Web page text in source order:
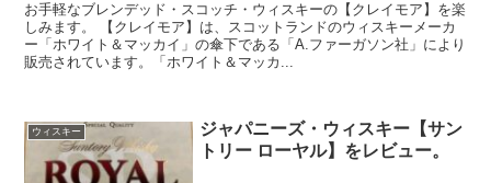
お手軽なブレンデッド・スコッチ・ウィスキーの【クレイモア】を楽
しみます。 【クレイモア】は、スコットランドのウィスキーメーカ
ー「ホワイト＆マッカイ」の傘下である「A.ファーガソン社」により
販売されています。「ホワイト＆マッカ...
ウィスキー
ジャパニーズ・ウィスキー【サン
トリー ローヤル】をレビュー。